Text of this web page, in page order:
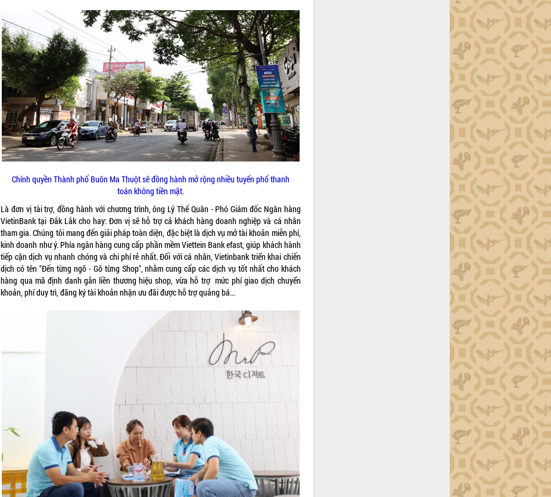
Chính quyền Thành phố Buôn Ma Thuột sẽ đồng hành mở rộng nhiều tuyến phố thanh
toán không tiền mặt.
Là đơn vị tài trợ, đồng hành với chương trình, ông Lý Thế Quân - Phó Giám đốc Ngân hàng
VietinBank tại Đắk Lắk cho hay: Đơn vị sẽ hỗ trợ cả khách hàng doanh nghiệp và cá nhân
tham gia. Chúng tôi mang đến giải pháp toàn diện, đặc biệt là dịch vụ mở tài khoản miễn phí,
kinh doanh như ý. Phía ngân hàng cung cấp phần mềm Viettein Bank efast, giúp khách hành
tiếp cận dịch vụ nhanh chóng và chi phí rẻ nhất. Đối với cá nhân, Vietinbank triển khai chiến
dịch có tên "Đến từng ngõ - Gõ từng Shop", nhằm cung cấp các dịch vụ tốt nhất cho khách
hàng qua mã định danh gắn liền thương hiệu shop, vừa hỗ trợ mức phí giao dịch chuyển
khoản, phí duy trì, đăng ký tài khoản nhận ưu đãi được hỗ trợ quảng bá...